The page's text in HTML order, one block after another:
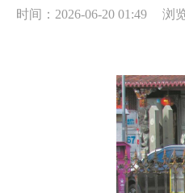
时间：2026-06-20 01:49 浏